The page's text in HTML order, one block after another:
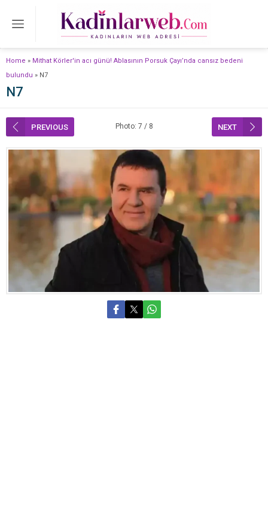
Home » Mithat Körler'in acı günü! Ablasının Porsuk Çayı’nda cansız bedeni
bulundu » N7
N7
PREVIOUS Photo: 7 / 8 NEXT